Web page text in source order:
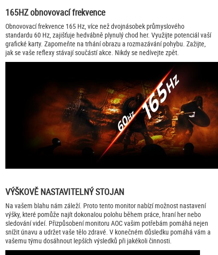
165HZ obnovovací frekvence
Obnovovací frekvence 165 Hz, více než dvojnásobek průmyslového
standardu 60 Hz, zajišťuje hedvábně plynulý chod her. Využijte potenciál vaší
grafické karty. Zapomeňte na trhání obrazu a rozmazávání pohybu. Zažijte,
jak se vaše reflexy stávají součástí akce. Nikdy se nedívejte zpět.
VÝŠKOVĚ NASTAVITELNÝ STOJAN
Na vašem blahu nám záleží. Proto tento monitor nabízí možnost nastavení
výšky, které pomůže najít dokonalou polohu během práce, hraní her nebo
sledování videí. Přizpůsobení monitoru AOC vašim potřebám pomáhá nejen
snížit únavu a udržet vaše tělo zdravé. V konečném důsledku pomáhá vám a
vašemu týmu dosáhnout lepších výsledků při jakékoli činnosti.